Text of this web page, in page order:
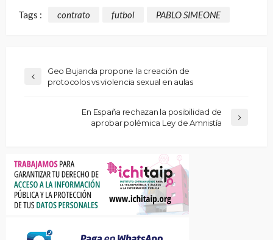
Tags : contrato futbol PABLO SIMEONE
Geo Bujanda propone la creación de
protocolos vs violencia sexual en aulas
En España rechazan la posibilidad de
aprobar polémica Ley de Amnistía